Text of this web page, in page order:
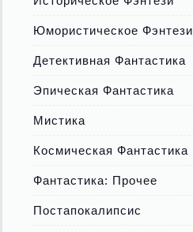
Юмористическое Фэнтези
Детективная Фантастика
Эпическая Фантастика
Мистика
Космическая Фантастика
Фантастика: Прочее
Постапокалипсис